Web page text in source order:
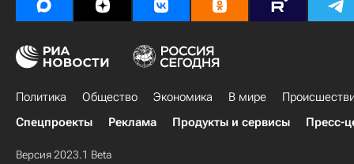
Политика Общество Экономика В мире
Спецпроекты
Реклама Продукты и сервисы Пресс-
Версия 2023.1 Beta